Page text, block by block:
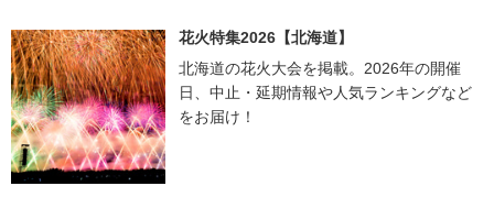
花火特集2026【北海道】
北海道の花火大会を掲載。2026年の開催
日、中止・延期情報や人気ランキングなど
をお届け！